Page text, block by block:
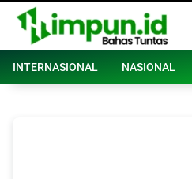
INTERNASIONAL NASIONAL